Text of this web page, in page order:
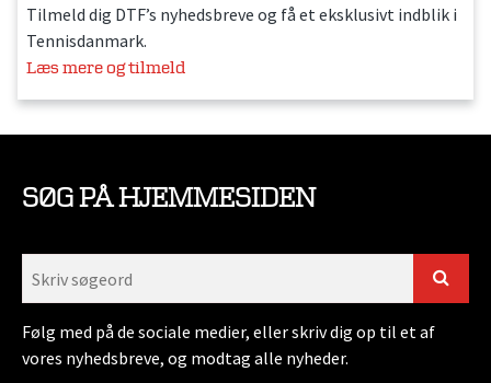
Tilmeld dig DTF’s nyhedsbreve og få et eksklusivt indblik i
Tennisdanmark.
Læs mere og tilmeld
SØG PÅ HJEMMESIDEN
Følg med på de sociale medier, eller skriv dig op til et af
vores nyhedsbreve, og modtag alle nyheder.